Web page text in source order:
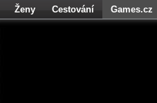
Ženy Cestování Games.cz